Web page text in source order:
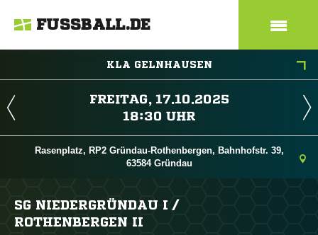
FUSSBALL.DE
KLA GELNHAUSEN
 
 
Rasenplatz, RP2 Gründau-Rothenbergen, Bahnhofstr. 39,
63584 Gründau
SG NIEDERGRÜNDAU I /​
ROTHENBERGEN II